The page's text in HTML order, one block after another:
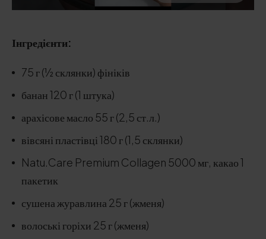
Інгредієнти:
75 г (½ склянки) фініків
банан 120 г (1 штука)
арахісове масло 55 г (2,5 ст.л.)
вівсяні пластівці 180 г (1,5 склянки)
Natu.Care Premium Collagen 5000 мг, какао 1
пакетик
сушена журавлина 25 г (жменя)
волоські горіхи 25 г (жменя)